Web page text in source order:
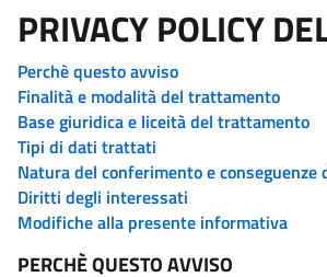
PRIVACY POLICY
Perchè questo avviso
Finalità e modalità del trattamento
Base giuridica e liceità del trattamento
Tipi di dati trattati
Natura del conferimento e
Diritti degli interessati
Modifiche alla presente informativa
PERCHÈ QUESTO AVVISO